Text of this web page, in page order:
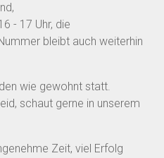
- 17 Uhr, die
bleibt auch weiterhin
wie gewohnt statt.
schaut gerne in unserem
Zeit, viel Erfolg